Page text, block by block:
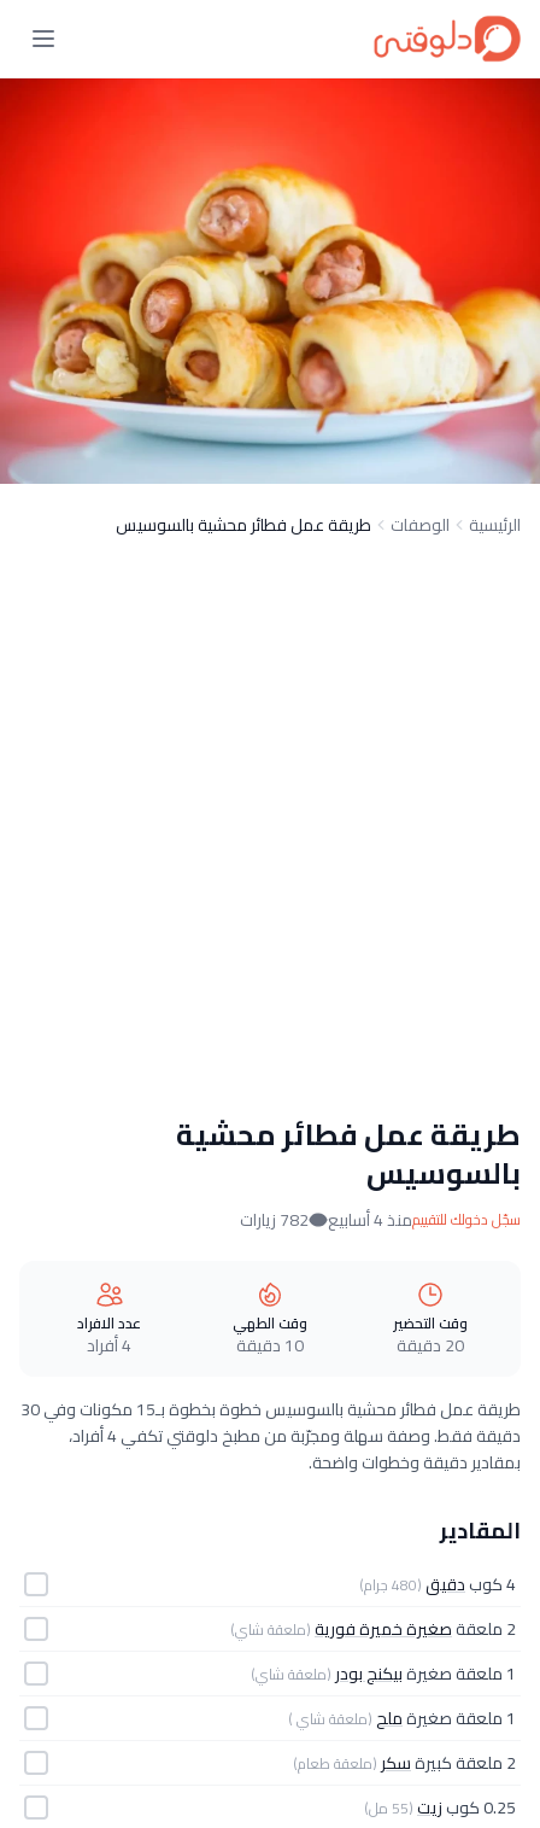
الرئيسية الوصفات طريقة عمل فطائر محشية بالسوسيس
طريقة عمل فطائر محشية
بالسوسيس
سجّل دخولك للتقييممنذ 4 أسابيع 782 زيارات
وقت التحضير
20 دقيقة
وقت الطهي
10 دقيقة
عدد الافراد
4 أفراد
طريقة عمل فطائر محشية بالسوسيس خطوة بخطوة بـ15 مكونات وفي 30
دقيقة فقط. وصفة سهلة ومجرّبة من مطبخ دلوقتي تكفي 4 أفراد،
بمقادير دقيقة وخطوات واضحة.
المقادير
4 كوب دقيق(480 جرام)
2 ملعقة صغيرة خميرة فورية(ملعقة شاي)
1 ملعقة صغيرة بيكنج بودر(ملعقة شاي)
1 ملعقة صغيرة ملح(ملعقة شاي )
2 ملعقة كبيرة سكر(ملعقة طعام)
0.25 كوب زيت(55 مل)